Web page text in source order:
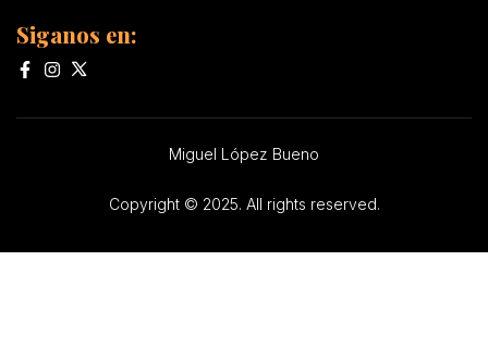
Siganos en:
Miguel López Bueno
Copyright © 2025. All rights reserved.